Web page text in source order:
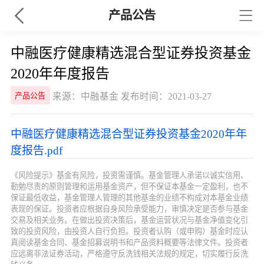
产品公告
中融医疗健康精选混合型证券投资基金
2020年年度报告
产品公告 来源：中融基金 发布时间：2021-03-27
中融医疗健康精选混合型证券投资基金2020年年
度报告.pdf
《风险提示》基金有风险，投资需谨慎。基金管理人承诺以诚实信用、
勤勉尽责的原则管理和运用基金资产，但不保证本基金一定盈利，也不
保证最低收益，基金管理人管理的其他基金的业绩不构成对本基金业绩
表现的保证。投资者应根据自身风险承受能力，审慎决定是否参与基金
交易及相关业务。在做出投资决策后，基金运营状况与基金净值变化引
致的投资风险，由投资人自行负担。投资者认购（或申购）基金时应认
真阅读基金合同、基金招募说明书和产品资料概要等法律文件。投资者
应远离非法证券活动，严格遵守反洗钱相关法规的规定，切实履行反洗